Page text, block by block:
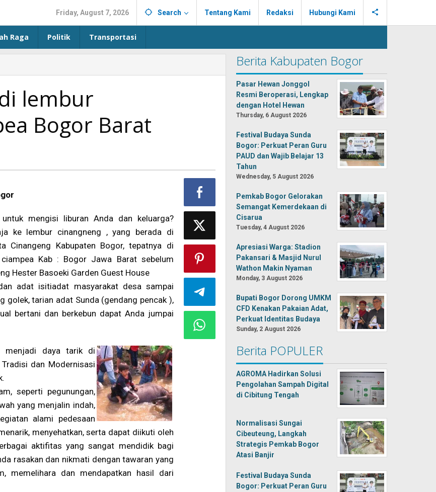
Friday, August 7, 2026 Search Tentang Kami Redaksi Hubungi Kami
Raga Politik Transportasi
lembur
Bogor Barat
mengisi liburan Anda dan keluarga?
ke lembur cinangneng , yang berada di
Cinangeng Kabupaten Bogor, tepatnya di
Kab : Bogor Jawa Barat sebelum
Hester Basoeki Garden Guest House
adat isitiadat masyarakat desa sampai
golek, tarian adat Sunda (gendang pencak ),
bertani dan berkebun dapat Anda jumpai
menjadi daya tarik di
dan Modernisasi
seperti pegunungan,
yang menjalin indah,
alami pedesaan
menyehatkan, serta dapat diikuti oleh
aktifitas yang sangat mendidik bagi
rasakan dan nikmati dengan tawaran yang
memelihara dan mendapatkan hasil dari
Berita Kabupaten Bogor
Pasar Hewan Jonggol
Resmi Beroperasi, Lengkap
dengan Hotel Hewan
Thursday, 6 August 2026
Festival Budaya Sunda
Bogor: Perkuat Peran Guru
PAUD dan Wajib Belajar 13
Tahun
Wednesday, 5 August 2026
Pemkab Bogor Gelorakan
Semangat Kemerdekaan di
Cisarua
Tuesday, 4 August 2026
Apresiasi Warga: Stadion
Pakansari & Masjid Nurul
Wathon Makin Nyaman
Monday, 3 August 2026
Bupati Bogor Dorong UMKM
CFD Kenakan Pakaian Adat,
Perkuat Identitas Budaya
Sunday, 2 August 2026
Berita POPULER
AGROMA Hadirkan Solusi
Pengolahan Sampah Digital
di Cibitung Tengah
Normalisasi Sungai
Cibeuteung, Langkah
Strategis Pemkab Bogor
Atasi Banjir
Festival Budaya Sunda
Bogor: Perkuat Peran Guru